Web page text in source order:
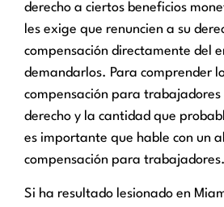
derecho a ciertos beneficios
les exige que renuncien a su
compensación directamente del
demandarlos. Para comprender
compensación para trabajadores
derecho y la cantidad que
es importante que hable con un
compensación para trabajadores.
Si ha resultado lesionado en